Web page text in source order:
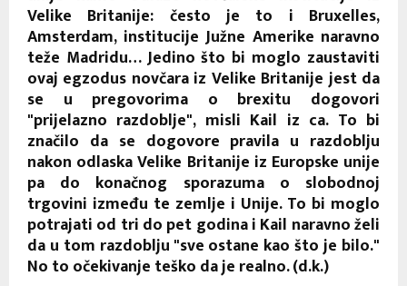
Velike Britanije: često je to i Bruxelles,
Amsterdam, institucije Južne Amerike naravno
teže Madridu… Jedino što bi moglo zaustaviti
ovaj egzodus novčara iz Velike Britanije jest da
se u pregovorima o brexitu dogovori
"prijelazno razdoblje", misli Kail iz ca. To bi
značilo da se dogovore pravila u razdoblju
nakon odlaska Velike Britanije iz Europske unije
pa do konačnog sporazuma o slobodnoj
trgovini između te zemlje i Unije. To bi moglo
potrajati od tri do pet godina i Kail naravno želi
da u tom razdoblju "sve ostane kao što je bilo."
No to očekivanje teško da je realno. (d.k.)